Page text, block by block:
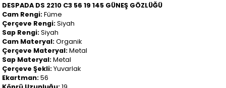
DESPADA DS 2210 C3 56 19 145 GÜNEŞ GÖZLÜĞÜ
Cam Rengi:Füme
Çerçeve Rengi:Siyah
Sap Rengi:Siyah
Cam Materyal:Organik
Çerçeve Materyal:Metal
Sap Materyal:Metal
Çerçeve Şekli:Yuvarlak
Ekartman:56